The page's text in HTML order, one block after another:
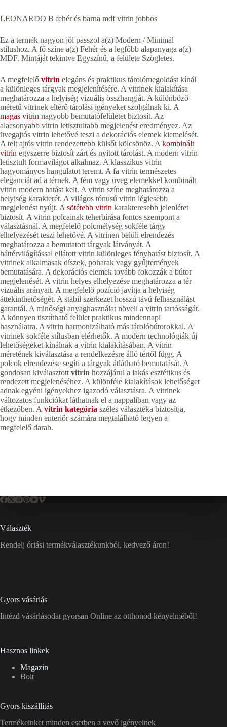
LEONARDO B fehér és barna mdf vitrin jobbos
Ez a termék nagyon jól passzol a(z) Modern / Minimál
stílushoz. A fő színe a(z) Fehér és a legfőbb alapanyaga a(z)
MDF. Mintáját tekintve Egyszínű, a felülete Szögletes.
A megfelelő vitrin elegáns és praktikus tárolómegoldást kínál
a különleges tárgyak megjelenítésére. A vitrinek kialakítása
meghatározza a helyiség vizuális összhangját. A különböző
méretű vitrinek eltérő tárolási igényeket szolgálnak ki. A
magas vitrin nagyobb bemutatófelületet biztosít. Az
alacsonyabb vitrin letisztultabb megjelenést eredményez. Az
üvegajtós vitrin lehetővé teszi a dekorációs elemek kiemelését.
A telt ajtós vitrin rendezettebb külsőt kölcsönöz. Akombinált
vitrin egyszerre biztosít zárt és nyitott tárolást. A modern vitrin
letisztult formavilágot alkalmaz. A klasszikus vitrin
hagyományos hangulatot teremt. A fa vitrin természetes
eleganciát ad a térnek. A fém vagy üveg elemekkel kombinált
vitrin modern hatást kelt. A vitrin színe meghatározza a
helyiség karakterét. A világos tónusú vitrin légiesebb
megjelenést nyújt. Asötétebb vitrin karakteresebb jelenlétet
biztosít. A vitrin polcainak teherbírása fontos szempont a
választásnál. A megfelelő polcmélység sokféle tárgy
elhelyezését teszi lehetővé. A vitrinen belüli elrendezés
meghatározza a bemutatott tárgyak látványát. A
háttérvilágítással ellátott vitrin különleges fényhatást biztosít. A
vitrinek alkalmasak díszek, poharak vagy gyűjtemények
bemutatására. A dekorációs elemek tovább fokozzák a bútor
megjelenését. A vitrin helyes elhelyezése meghatározza a tér
vizuális arányait. A megfelelő pozíció javítja a helyiség
áttekinthetőségét. A stabil szerkezet hosszú távú felhasználást
garantál. A minőségi anyaghasználat növeli a vitrin tartósságát.
A könnyen tisztítható felület praktikus mindennapi
használatra. A vitrin harmonizálható más tárolóbútorokkal. A
vitrinek sokféle stílusban elérhetők. A modern technológiák új
lehetőségeket kínálnak a vitrin kialakításában. A vitrin
méretének kiválasztása a rendelkezésre álló tértől függ. A
polcok elrendezése segíti a tárgyak átlátható bemutatását. A
gondosan kiválasztottvitrin hozzájárul a lakás esztétikus és
rendezett megjelenéséhez. A különféle kialakítások lehetőséget
adnak egyéni igényekhez igazodó választásra. A vitrinek
változatos funkciókat láthatnak el a nappaliban vagy az
étkezőben. A vitrin kategória széles választéka biztosítja,
hogy minden enteriőr számára megtalálható legyen a
megfelelő darab.
Választék
Rendelj óriási termékválasztékunkból, kedvező áron!
Gyors vásárlás
Intézd vásárlásodat gyorsan Online az otthonod kényelméből!
Hasznos linkek
Magazin
Bolt
Gyors kiszállítás
Termékeinket minden esetben a vevő igényeinek